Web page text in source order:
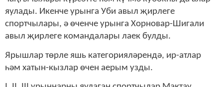
яулады. Икенче урынга Уби авыл җирлеге
спортчылары, ә өченче урынга Хорновар-Шигали
авыл җирлеге командалары лаек булды.
Ярышлар төрле яшь категорияләрендә, ир-атлар
һәм хатын-кызлар өчен аерым узды.